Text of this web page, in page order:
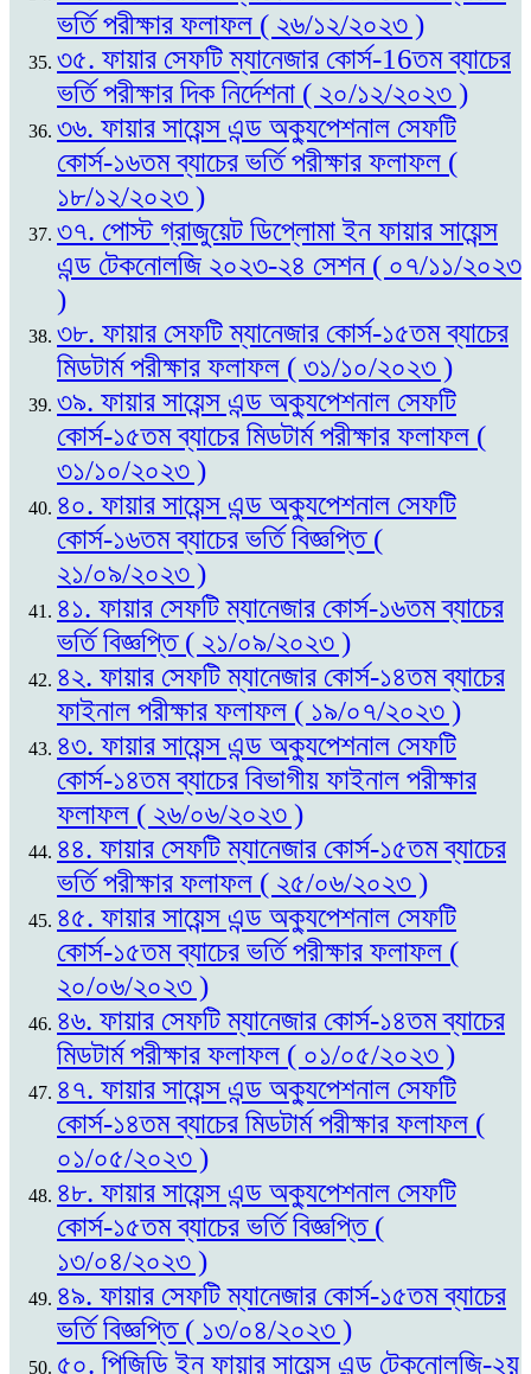
ভর্তি পরীক্ষার ফলাফল ( ২৬/১২/২০২৩ )
৩৫. ফায়ার সেফটি ম্যানেজার কোর্স-16তম ব্যাচের
ভর্তি পরীক্ষার দিক নির্দেশনা ( ২০/১২/২০২৩ )
৩৬. ফায়ার সায়েন্স এন্ড অক্যুপেশনাল সেফটি
কোর্স-১৬তম ব্যাচের ভর্তি পরীক্ষার ফলাফল (
১৮/১২/২০২৩ )
৩৭. পোস্ট গ্রাজুয়েট ডিপ্লোমা ইন ফায়ার সায়েন্স
এন্ড টেকনোলজি ২০২৩-২৪ সেশন ( ০৭/১১/২০২৩
)
৩৮. ফায়ার সেফটি ম্যানেজার কোর্স-১৫তম ব্যাচের
মিডটার্ম পরীক্ষার ফলাফল ( ৩১/১০/২০২৩ )
৩৯. ফায়ার সায়েন্স এন্ড অক্যুপেশনাল সেফটি
কোর্স-১৫তম ব্যাচের মিডটার্ম পরীক্ষার ফলাফল (
৩১/১০/২০২৩ )
৪০. ফায়ার সায়েন্স এন্ড অক্যুপেশনাল সেফটি
কোর্স-১৬তম ব্যাচের ভর্তি বিজ্ঞপ্তি (
২১/০৯/২০২৩ )
৪১. ফায়ার সেফটি ম্যানেজার কোর্স-১৬তম ব্যাচের
ভর্তি বিজ্ঞপ্তি ( ২১/০৯/২০২৩ )
৪২. ফায়ার সেফটি ম্যানেজার কোর্স-১৪তম ব্যাচের
ফাইনাল পরীক্ষার ফলাফল ( ১৯/০৭/২০২৩ )
৪৩. ফায়ার সায়েন্স এন্ড অক্যুপেশনাল সেফটি
কোর্স-১৪তম ব্যাচের বিভাগীয় ফাইনাল পরীক্ষার
ফলাফল ( ২৬/০৬/২০২৩ )
৪৪. ফায়ার সেফটি ম্যানেজার কোর্স-১৫তম ব্যাচের
ভর্তি পরীক্ষার ফলাফল ( ২৫/০৬/২০২৩ )
৪৫. ফায়ার সায়েন্স এন্ড অক্যুপেশনাল সেফটি
কোর্স-১৫তম ব্যাচের ভর্তি পরীক্ষার ফলাফল (
২০/০৬/২০২৩ )
৪৬. ফায়ার সেফটি ম্যানেজার কোর্স-১৪তম ব্যাচের
মিডটার্ম পরীক্ষার ফলাফল ( ০১/০৫/২০২৩ )
৪৭. ফায়ার সায়েন্স এন্ড অক্যুপেশনাল সেফটি
কোর্স-১৪তম ব্যাচের মিডটার্ম পরীক্ষার ফলাফল (
০১/০৫/২০২৩ )
৪৮. ফায়ার সায়েন্স এন্ড অক্যুপেশনাল সেফটি
কোর্স-১৫তম ব্যাচের ভর্তি বিজ্ঞপ্তি (
১৩/০৪/২০২৩ )
৪৯. ফায়ার সেফটি ম্যানেজার কোর্স-১৫তম ব্যাচের
ভর্তি বিজ্ঞপ্তি ( ১৩/০৪/২০২৩ )
৫০. পিজিডি ইন ফায়ার সায়েন্স এন্ড টেকনোলজি-২য়